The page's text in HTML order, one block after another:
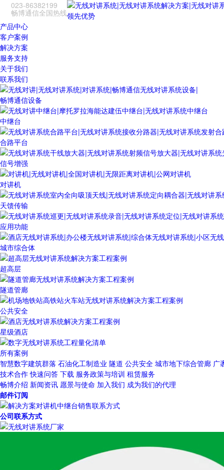
023-86382199
畅博通信全国热线领先优势
产品中心
客户案例
解决方案
服务支持
关于我们
联系我们
畅博通信设备
中继台
合路平台
信号增强
对讲机
天馈传输
应用功能
城市综合体
超高层
隧道管廊
公共安全
星级酒店
所有案例
智慧数字建筑群落 石油化工制造业 隧道 公共安全 城市地下综合管廊 广
技术合作 快速问答 下载 服务政策与培训 租赁服务
畅博介绍 新闻资讯 愿景与使命 加入我们 成为我们的代理
邮件订阅
公司联系方式